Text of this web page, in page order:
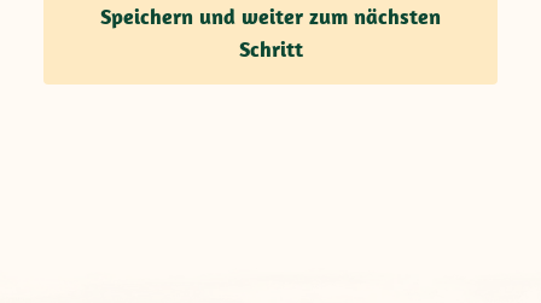
Speichern und weiter zum nächsten
Schritt